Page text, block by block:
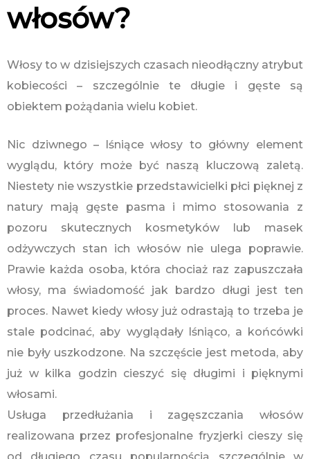
włosów?
Włosy to w dzisiejszych czasach nieodłączny atrybut
kobiecości – szczególnie te długie i gęste są
obiektem pożądania wielu kobiet.
Nic dziwnego – lśniące włosy to główny element
wyglądu, który może być naszą kluczową zaletą.
Niestety nie wszystkie przedstawicielki płci pięknej z
natury mają gęste pasma i mimo stosowania z
pozoru skutecznych kosmetyków lub masek
odżywczych stan ich włosów nie ulega poprawie.
Prawie każda osoba, która chociaż raz zapuszczała
włosy, ma świadomość jak bardzo długi jest ten
proces. Nawet kiedy włosy już odrastają to trzeba je
stale podcinać, aby wyglądały lśniąco, a końcówki
nie były uszkodzone. Na szczęście jest metoda, aby
już w kilka godzin cieszyć się długimi i pięknymi
włosami.
Usługa przedłużania i zagęszczania włosów
realizowana przez profesjonalne fryzjerki cieszy się